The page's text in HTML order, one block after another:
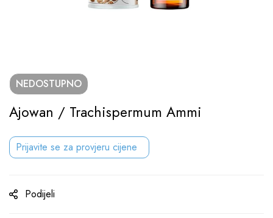
NEDOSTUPNO
Ajowan / Trachispermum Ammi
Prijavite se za provjeru cijene
Podijeli